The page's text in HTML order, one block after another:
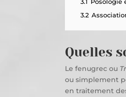
3.1 Posologie
3.2
Quelles
Le fenugrec ou
ou simplement
en traitement